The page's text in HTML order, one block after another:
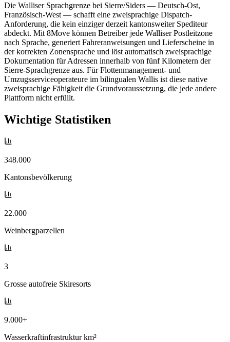
Die Walliser Sprachgrenze bei Sierre/Siders — Deutsch-Ost,
Französisch-West — schafft eine zweisprachige Dispatch-
Anforderung, die kein einziger derzeit kantonsweiter Spediteur
abdeckt. Mit 8Move können Betreiber jede Walliser Postleitzone
nach Sprache, generiert Fahreranweisungen und Lieferscheine in
der korrekten Zonensprache und löst automatisch zweisprachige
Dokumentation für Adressen innerhalb von fünf Kilometern der
Sierre-Sprachgrenze aus. Für Flottenmanagement- und
Umzugsserviceoperateure im bilingualen Wallis ist diese native
zweisprachige Fähigkeit die Grundvoraussetzung, die jede andere
Plattform nicht erfüllt.
Wichtige Statistiken
348.000
Kantonsbevölkerung
22.000
Weinbergparzellen
3
Grosse autofreie Skiresorts
9.000+
Wasserkraftinfrastruktur km²